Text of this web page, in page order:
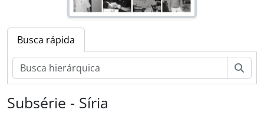
Busca rápida
Subsérie - Síria